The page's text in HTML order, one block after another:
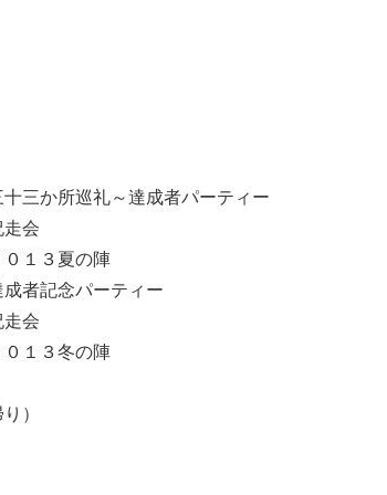
三か所巡礼～達成者パーティー
走会
１３夏の陣
成者記念パーティー
走会
１３冬の陣
）